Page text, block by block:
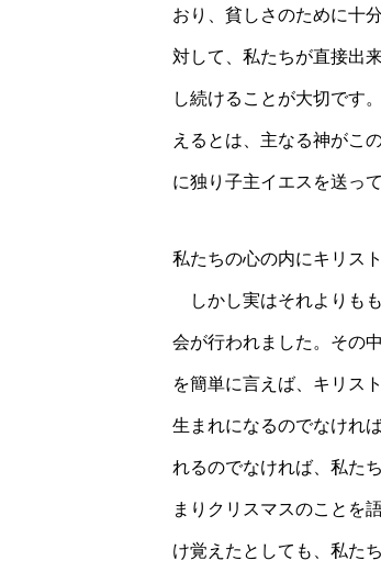
おり、貧しさのために十
対して、私たちが直接出
し続けることが大切です
えるとは、主なる神がこ
に独り子主イエスを送っ
私たちの心の内にキリス
しかし実はそれよりも
会が行われました。その
を簡単に言えば、キリス
生まれになるのでなけれ
れるのでなければ、私た
まりクリスマスのことを
け覚えたとしても、私た